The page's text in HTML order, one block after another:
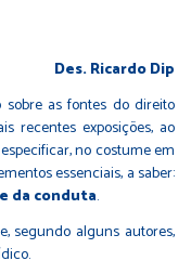
Des. Ricardo Dip
as fontes do direito
recentes exposições, ao
no costume em
essenciais, a saber:
da conduta.
alguns autores,